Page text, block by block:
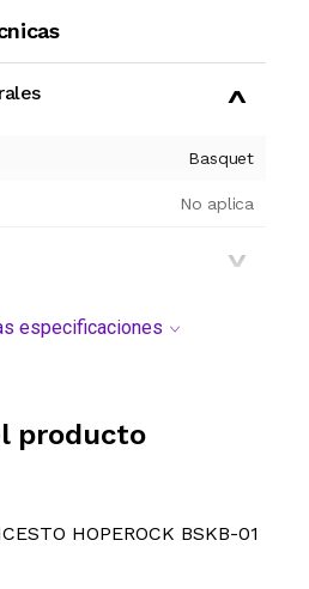
Basquet
No aplica
especificaciones
producto
HOPEROCK BSKB-01